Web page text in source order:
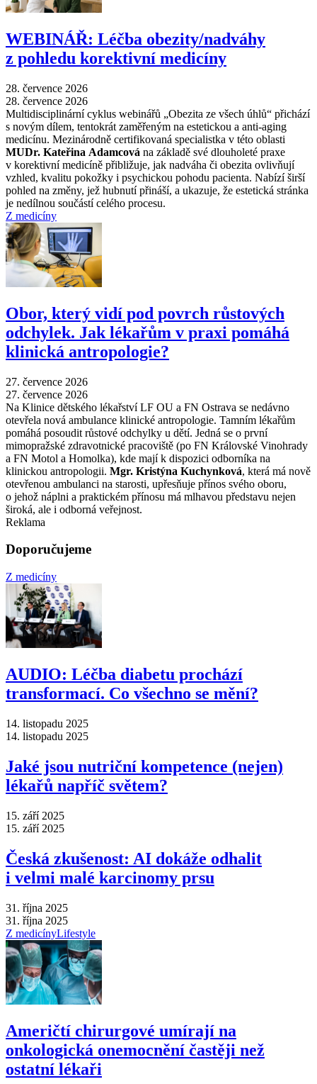
WEBINÁŘ: Léčba obezity/nadváhy
z pohledu korektivní medicíny
28. července 2026
28. července 2026
Multidisciplinární cyklus webinářů „Obezita ze všech úhlů“ přichází
s novým dílem, tentokrát zaměřeným na estetickou a anti-aging
medicínu. Mezinárodně certifikovaná specialistka v této oblasti
MUDr. Kateřina Adamcová na základě své dlouholeté praxe
v korektivní medicíně přibližuje, jak nadváha či obezita ovlivňují
vzhled, kvalitu pokožky i psychickou pohodu pacienta. Nabízí širší
pohled na změny, jež hubnutí přináší, a ukazuje, že estetická stránka
je nedílnou součástí celého procesu.
Z medicíny
Obor, který vidí pod povrch růstových
odchylek. Jak lékařům v praxi pomáhá
klinická antropologie?
27. července 2026
27. července 2026
Na Klinice dětského lékařství LF OU a FN Ostrava se nedávno
otevřela nová ambulance klinické antropologie. Tamním lékařům
pomáhá posoudit růstové odchylky u dětí. Jedná se o první
mimopražské zdravotnické pracoviště (po FN Královské Vinohrady
a FN Motol a Homolka), kde mají k dispozici odborníka na
klinickou antropologii. Mgr. Kristýna Kuchynková, která má nově
otevřenou ambulanci na starosti, upřesňuje přínos svého oboru,
o jehož náplni a praktickém přínosu má mlhavou představu nejen
široká, ale i odborná veřejnost.
Reklama
Doporučujeme
Z medicíny
AUDIO: Léčba diabetu prochází
transformací. Co všechno se mění?
14. listopadu 2025
14. listopadu 2025
Jaké jsou nutriční kompetence (nejen)
lékařů napříč světem?
15. září 2025
15. září 2025
Česká zkušenost: AI dokáže odhalit
i velmi malé karcinomy prsu
31. října 2025
31. října 2025
Z medicínyLifestyle
Američtí chirurgové umírají na
onkologická onemocnění častěji než
ostatní lékaři